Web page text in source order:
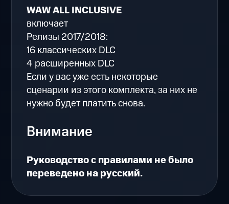
WAW ALL INCLUSIVE
включает
Релизы 2017/2018:
16 классических DLC
4 расширенных DLC
Если у вас уже есть некоторые
сценарии из этого комплекта, за них не
нужно будет платить снова.
Внимание
Pуководство с правилами не было
переведено на русский.